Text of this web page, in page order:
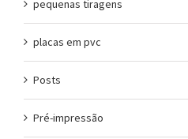
pequenas tiragens
placas em pvc
Posts
Pré-impressão